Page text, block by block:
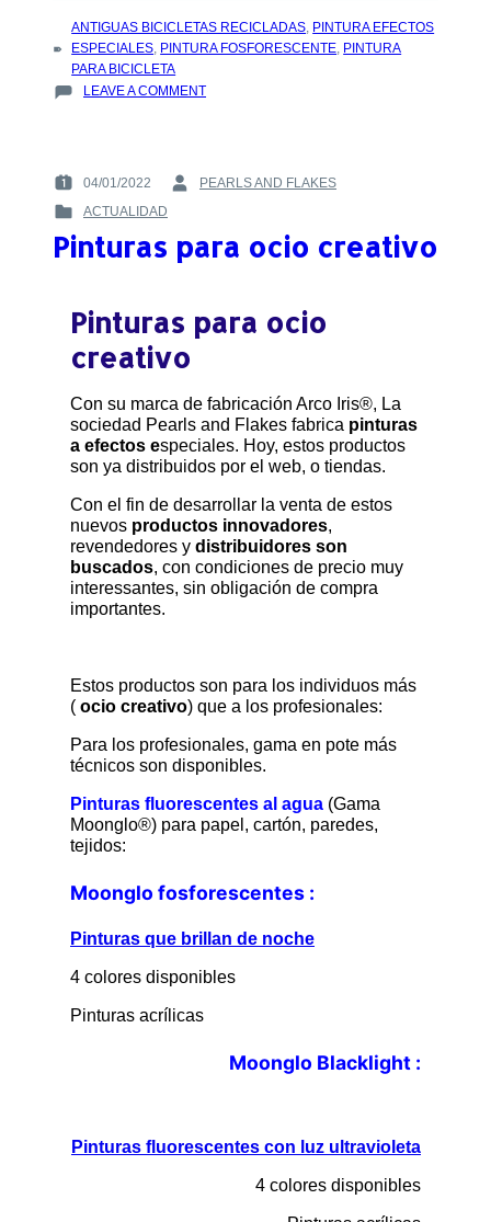
TAGS
:
ANTIGUAS BICICLETAS RECICLADAS, PINTURA EFECTOS
ESPECIALES, PINTURA FOSFORESCENTE, PINTURA
PARA BICICLETA
LEAVE A COMMENTON
PINTADAS
FOSFORESCENTE
POSTED
ON
04/01/2022
BY
PEARLS AND FLAKES
POSTED
IN
ACTUALIDAD
Pinturas para ocio creativo
Pinturas para ocio
creativo
Con su marca de fabricación Arco Iris®, La
sociedad Pearls and Flakes fabrica pinturas
a efectos especiales. Hoy, estos productos
son ya distribuidos por el web, o tiendas.
Con el fin de desarrollar la venta de estos
nuevos productos innovadores,
revendedores y distribuidores son
buscados, con condiciones de precio muy
interessantes, sin obligación de compra
importantes.
Estos productos son para los individuos más
( ocio creativo) que a los profesionales:
Para los profesionales, gama en pote más
técnicos son disponibles.
Pinturas fluorescentes al agua (Gama
Moonglo®) para papel, cartón, paredes,
tejidos:
Moonglo fosforescentes :
Pinturas que brillan de noche
4 colores disponibles
Pinturas acrílicas
Moonglo Blacklight :
Pinturas fluorescentes con luz ultravioleta
4 colores disponibles